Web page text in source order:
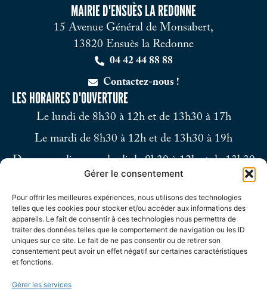
Gérer le consentement
Pour offrir les meilleures expériences, nous utilisons des technologies
telles que les cookies pour stocker et/ou accéder aux informations des
appareils. Le fait de consentir à ces technologies nous permettra de
traiter des données telles que le comportement de navigation ou les ID
uniques sur ce site. Le fait de ne pas consentir ou de retirer son
consentement peut avoir un effet négatif sur certaines caractéristiques
et fonctions.
Gérer les services
MAIRIE D'ENSUÈS LA REDONNE
15 Avenue Général de Monsabert,
13820 Ensuès la Redonne
04 42 44 88 88
Contactez-nous !
LES HORAIRES D'OUVERTURE
Le lundi de 8h30 à 12h et de 13h30 à 17h
Le mardi de 8h30 à 12h et de 13h30 à 19h
Du mercredi au vendredi de 8h30 à 12h et de 13h30
Le samedi de 9h à 12h